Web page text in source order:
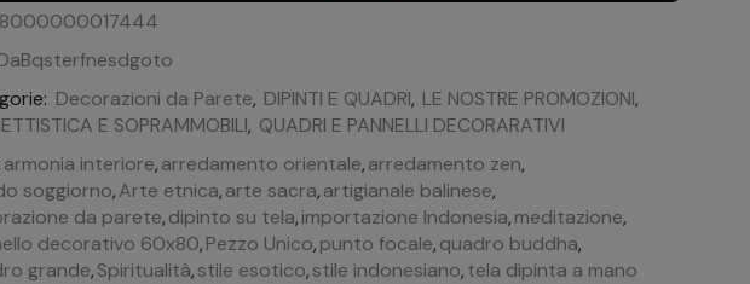
8000000017444
Decorazioni da Parete, DIPINTI E QUADRI, LE NOSTRE PROMOZIONI,
E SOPRAMMOBILI, QUADRI E PANNELLI DECORARATIVI
armonia interiore,arredamento orientale,arredamento zen,
soggiorno,Arte etnica,arte sacra,artigianale balinese,
da parete,dipinto su tela,importazione Indonesia,meditazione,
decorativo 60x80,Pezzo Unico,punto focale,quadro buddha,
grande,Spiritualità,stile esotico,stile indonesiano,tela dipinta a mano